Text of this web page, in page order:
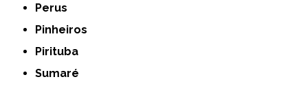
Perus
Pinheiros
Pirituba
Sumaré